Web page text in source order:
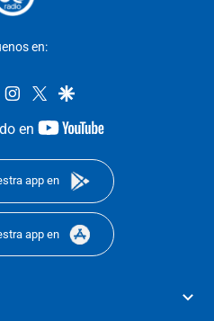
en:
facebookinstagram
twittergoogle
en
youtube-
app en
app en